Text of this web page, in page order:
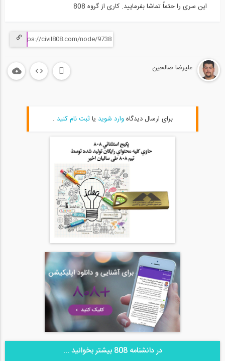
این سری را حتماً تماشا بفرمایید. کاری از گروه 808
علیرضا صالحین
برای ارسال دیدگاهوارد شوید یاثبت نام کنید .
در دانشنامه 808 بیشتر بخوانید ...